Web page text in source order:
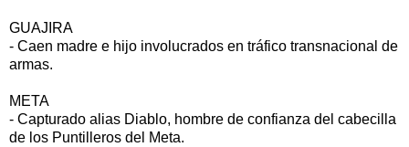
GUAJIRA
- Caen madre e hijo involucrados en tráfico transnacional de
armas.
META
- Capturado alias Diablo, hombre de confianza del cabecilla
de los Puntilleros del Meta.